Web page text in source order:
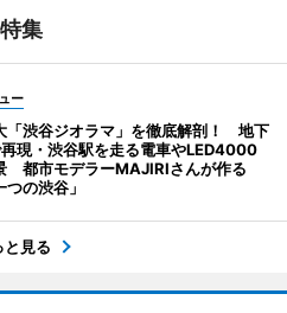
特集
ー
「渋谷ジオラマ」を徹底解剖！ 地下
現・渋谷駅を走る電車やLED4000
都市モデラーMAJIRIさんが作る
つの渋谷」
と見る